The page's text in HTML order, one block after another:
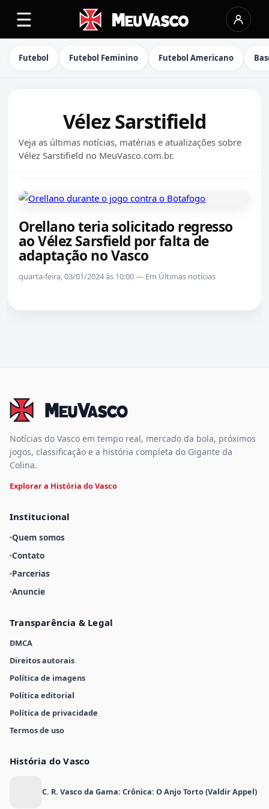
☰
Futebol Futebol Feminino Futebol Americano
Vélez Sarstifield
Veja as últimas notícias, matérias e atualizações sobre
Vélez Sarstifield no MeuVasco.com.br.
Orellano teria solicitado regresso
ao Vélez Sarsfield por falta de
adaptação no Vasco
quarta-feira, 03/01/2024 às 10:00 — Em Últimas notícias
Notícias do Vasco em tempo real, mercado da bola, próximos
jogos, classificação e a história completa do Gigante da
Colina.
Explorar a História do Vasco
Institucional
Quem somos
Contato
Parcerias
Anuncie
Transparência & Legal
DMCA
Direitos autorais
Política de imagens
Política editorial
Política de privacidade
Termos de uso
História do Vasco
C. R. Vasco da Gama: Crônica: O Anjo Torto (Valdir Appel)